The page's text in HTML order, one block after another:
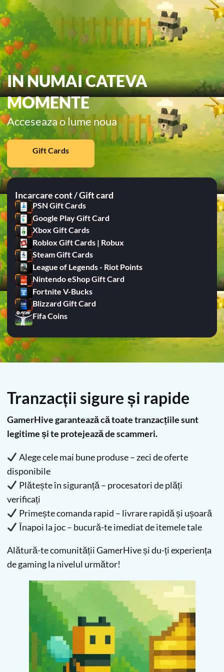
IN NUMAI CATEVA
MOMENTE
Acceseaza o lume noua
Gift Cards
Incarcare cont / Gift card
PSN Gift Cards
Google Play Gift Card
Xbox Gift Cards
Roblox Gift Cards | Robux
Steam Gift Cards
League of Legends - Riot Points
Nintendo eShop Gift Card
Fortnite V-Bucks
Blizzard Gift Card
Fifa Coins
Tranzacții sigure și rapide
GamerHive garantează că toate tranzacțiile sunt
legitime și te protejează de scammeri.
Alege cele mai bune produse – zeci de oferte
disponibile
Plătește în siguranță – procesatori de plăți
verificați
Primește comanda rapid – livrare rapidă și ușoară
Înapoi la joc – bucură-te imediat de itemele tale
Alătură-te comunității GamerHive și du-ți experiența
de gaming la nivelul următor!